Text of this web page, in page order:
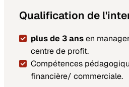
Qualification de
plus de 3 ansen
centre de profit.
Compétences
financière/ commerciale.